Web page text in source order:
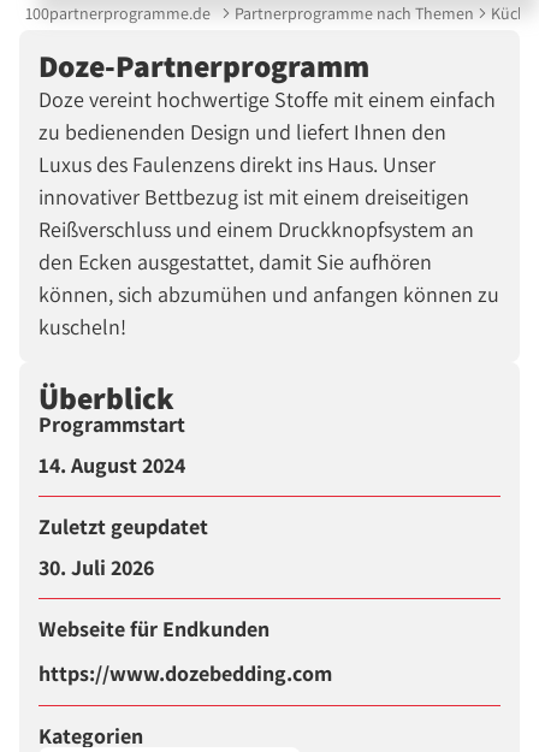
100partnerprogramme.de Partnerprogramme nach Themen
Doze-Partnerprogramm
Doze vereint hochwertige Stoffe mit einem einfach
zu bedienenden Design und liefert Ihnen den
Luxus des Faulenzens direkt ins Haus. Unser
innovativer Bettbezug ist mit einem dreiseitigen
Reißverschluss und einem Druckknopfsystem an
den Ecken ausgestattet, damit Sie aufhören
können, sich abzumühen und anfangen können zu
kuscheln!
Überblick
Programmstart
14. August 2024
Zuletzt geupdatet
30. Juli 2026
Webseite für Endkunden
https://www.dozebedding.com
Kategorien